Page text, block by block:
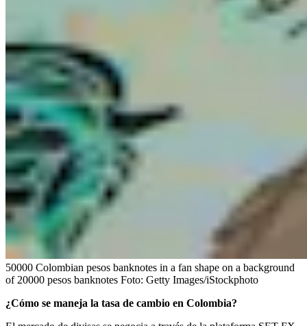
50000 Colombian pesos banknotes in a fan shape on a background
of 20000 pesos banknotes Foto: Getty Images/iStockphoto
¿Cómo se maneja la tasa de cambio en Colombia?